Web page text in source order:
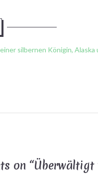
silbernen Königin, Alaska
on “Überwältigt